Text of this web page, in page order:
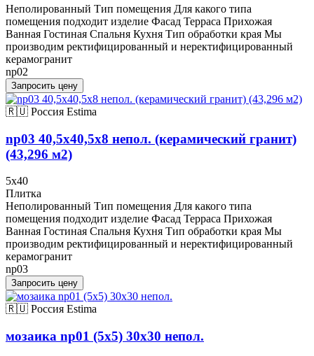
Неполированный Тип помещения Для какого типа
помещения подходит изделие Фасад Терраса Прихожая
Ванная Гостиная Спальня Кухня Тип обработки края Мы
производим ректифицированный и неректифицированный
керамогранит
np02
Запросить цену
🇷🇺 Россия Estima
np03 40,5x40,5x8 непол. (керамический гранит)
(43,296 м2)
5x40
Плитка
Неполированный Тип помещения Для какого типа
помещения подходит изделие Фасад Терраса Прихожая
Ванная Гостиная Спальня Кухня Тип обработки края Мы
производим ректифицированный и неректифицированный
керамогранит
np03
Запросить цену
🇷🇺 Россия Estima
мозаика np01 (5х5) 30x30 непол.